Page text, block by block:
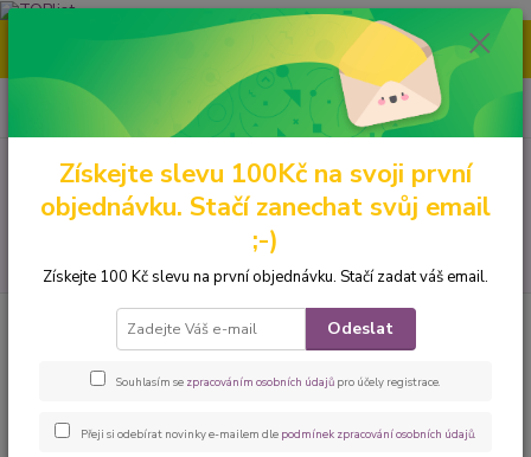
Nenašli jste tu pravou grafiku? Mám jich mnohem víc – napište mi a
společně vybereme tu pravou. 🐾
Menu
CZK 0 Kč
Peněženky Malé Klopové
Klopové
V této kategorii nebylo nalezeno žádné zboží.
Získejte slevu 100Kč na svoji první
objednávku. Stačí zanechat svůj email
;-)
Získejte 100 Kč slevu na první objednávku. Stačí zadat váš email.
Odeslat
Souhlasím se zpracováním osobních údajů pro účely registrace.
Přeji si odebírat novinky e-mailem dle podmínek zpracování osobních údajů